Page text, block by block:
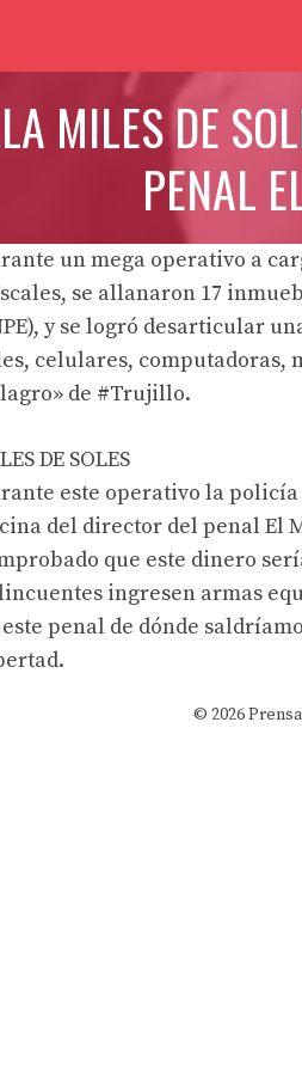
MILES DE
PENAL
un mega operativo a
se allanaron 17
y se logró desarticular
celulares,
de #Trujillo.
DE SOLES
este operativo la
del director del penal El
que este dinero
ingresen armas
este penal de dónde
© 2026